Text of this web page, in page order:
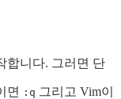
합니다. 그러면 단
면 :q 그리고 Vim이